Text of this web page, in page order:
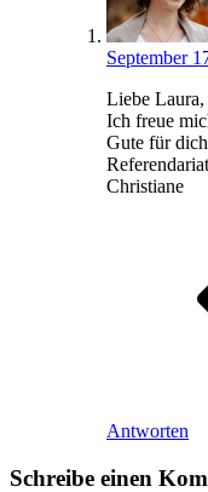
September
Liebe
Ich freue
Gute für
Christiane
Antworten
Schreibe einen